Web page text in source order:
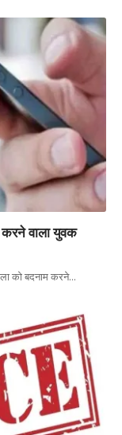
करने वाला युवक
को बदनाम करने…